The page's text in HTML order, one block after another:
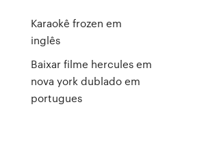
Karaokê frozen em
inglês
Baixar filme hercules em
nova york dublado em
portugues